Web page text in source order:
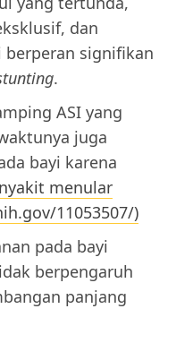
dan
signifikan
.
ASI yang
juga
bayi karena
menular
11053507/)
pada bayi
berpengaruh
panjang